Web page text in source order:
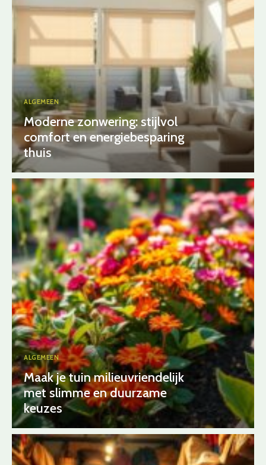
ALGEMEEN
Moderne zonwering: stijlvol
comfort en energiebesparing
thuis
ALGEMEEN
Maak je tuin milieuvriendelijk
met slimme en duurzame
keuzes